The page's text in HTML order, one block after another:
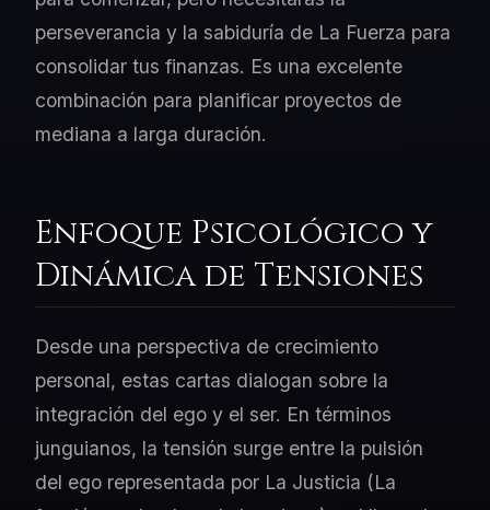
perseverancia y la sabiduría de La Fuerza para
consolidar tus finanzas. Es una excelente
combinación para planificar proyectos de
mediana a larga duración.
Enfoque Psicológico y
Dinámica de Tensiones
Desde una perspectiva de crecimiento
personal, estas cartas dialogan sobre la
integración del ego y el ser. En términos
junguianos, la tensión surge entre la pulsión
del ego representada por La Justicia (La